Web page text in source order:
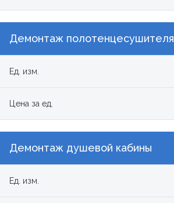
Демонтаж полотенцесушителя
Ед. изм.
Цена за ед.
Демонтаж душевой кабины
Ед. изм.